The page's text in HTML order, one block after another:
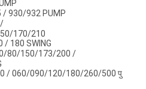
/ 930/932 PUMP
/
170/210
/ 180 SWING
50/80/150/173/200 /
/ 060/090/120/180/260/500 पु